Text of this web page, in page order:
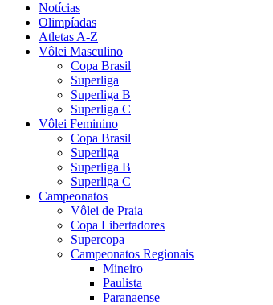
Notícias
Olimpíadas
Atletas A-Z
Vôlei Masculino
Copa Brasil
Superliga
Superliga B
Superliga C
Vôlei Feminino
Copa Brasil
Superliga
Superliga B
Superliga C
Campeonatos
Vôlei de Praia
Copa Libertadores
Supercopa
Campeonatos Regionais
Mineiro
Paulista
Paranaense